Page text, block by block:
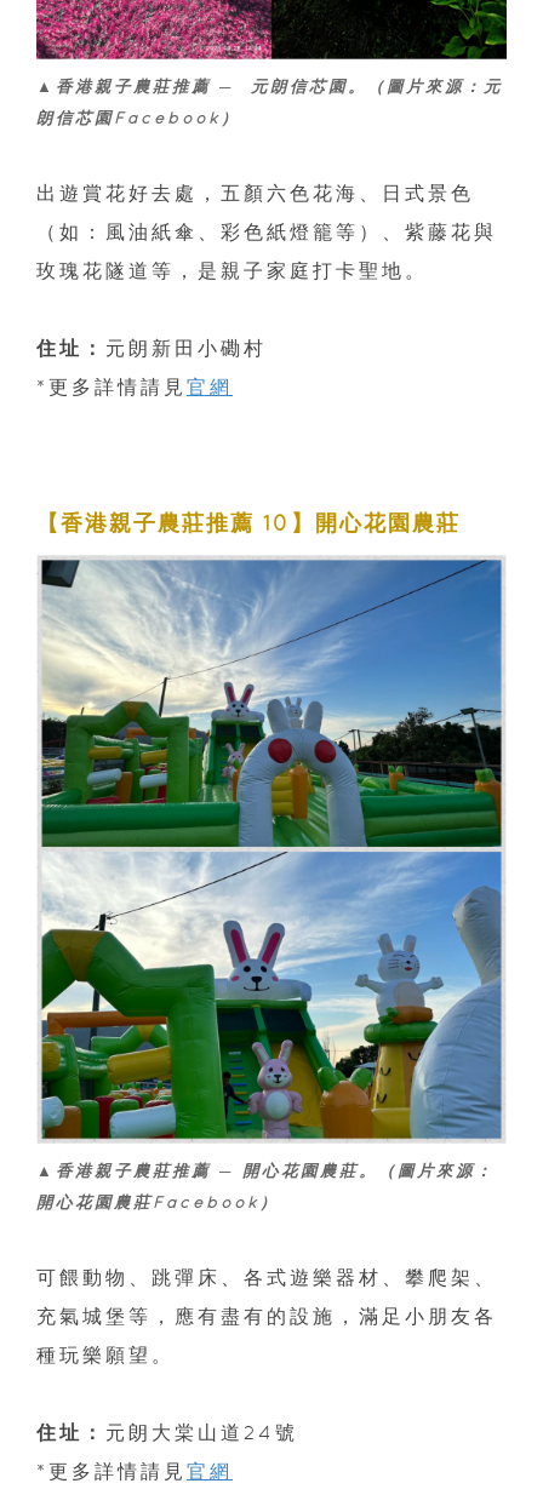
▲香港親子農莊推薦 ─ 元朗信芯園。（圖片來源：元
朗信芯園Facebook）
出遊賞花好去處，五顏六色花海、日式景色
（如：風油紙傘、彩色紙燈籠等）、紫藤花與
玫瑰花隧道等，是親子家庭打卡聖地。
住址： 元朗新田小磡村
*更多詳情請見 官網
【香港親子農莊推薦 10】開心花園農莊
▲香港親子農莊推薦 ─ 開心花園農莊。（圖片來源：
開心花園農莊Facebook）
可餵動物、跳彈床、各式遊樂器材、攀爬架、
充氣城堡等，應有盡有的設施，滿足小朋友各
種玩樂願望。
住址： 元朗大棠山道24號
*更多詳情請見 官網